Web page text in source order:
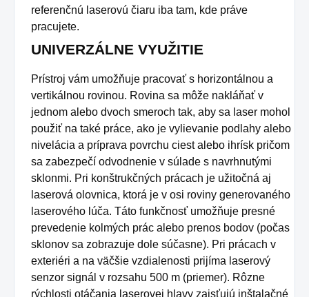
referenčnú laserovú čiaru iba tam, kde práve
pracujete.
UNIVERZÁLNE VYUŽITIE
Prístroj vám umožňuje pracovať s horizontálnou a
vertikálnou rovinou. Rovina sa môže nakláňať v
jednom alebo dvoch smeroch tak, aby sa laser mohol
použiť na také práce, ako je vylievanie podlahy alebo
nivelácia a príprava povrchu ciest alebo ihrísk pričom
sa zabezpečí odvodnenie v súlade s navrhnutými
sklonmi. Pri konštrukčných prácach je užitočná aj
laserová olovnica, ktorá je v osi roviny generovaného
laserového lúča. Táto funkčnosť umožňuje presné
prevedenie kolmých prác alebo prenos bodov (počas
sklonov sa zobrazuje dole súčasne). Pri prácach v
exteriéri a na väčšie vzdialenosti prijíma laserový
senzor signál v rozsahu 500 m (priemer). Rôzne
rýchlosti otáčania laserovej hlavy zaisťujú inštalačné